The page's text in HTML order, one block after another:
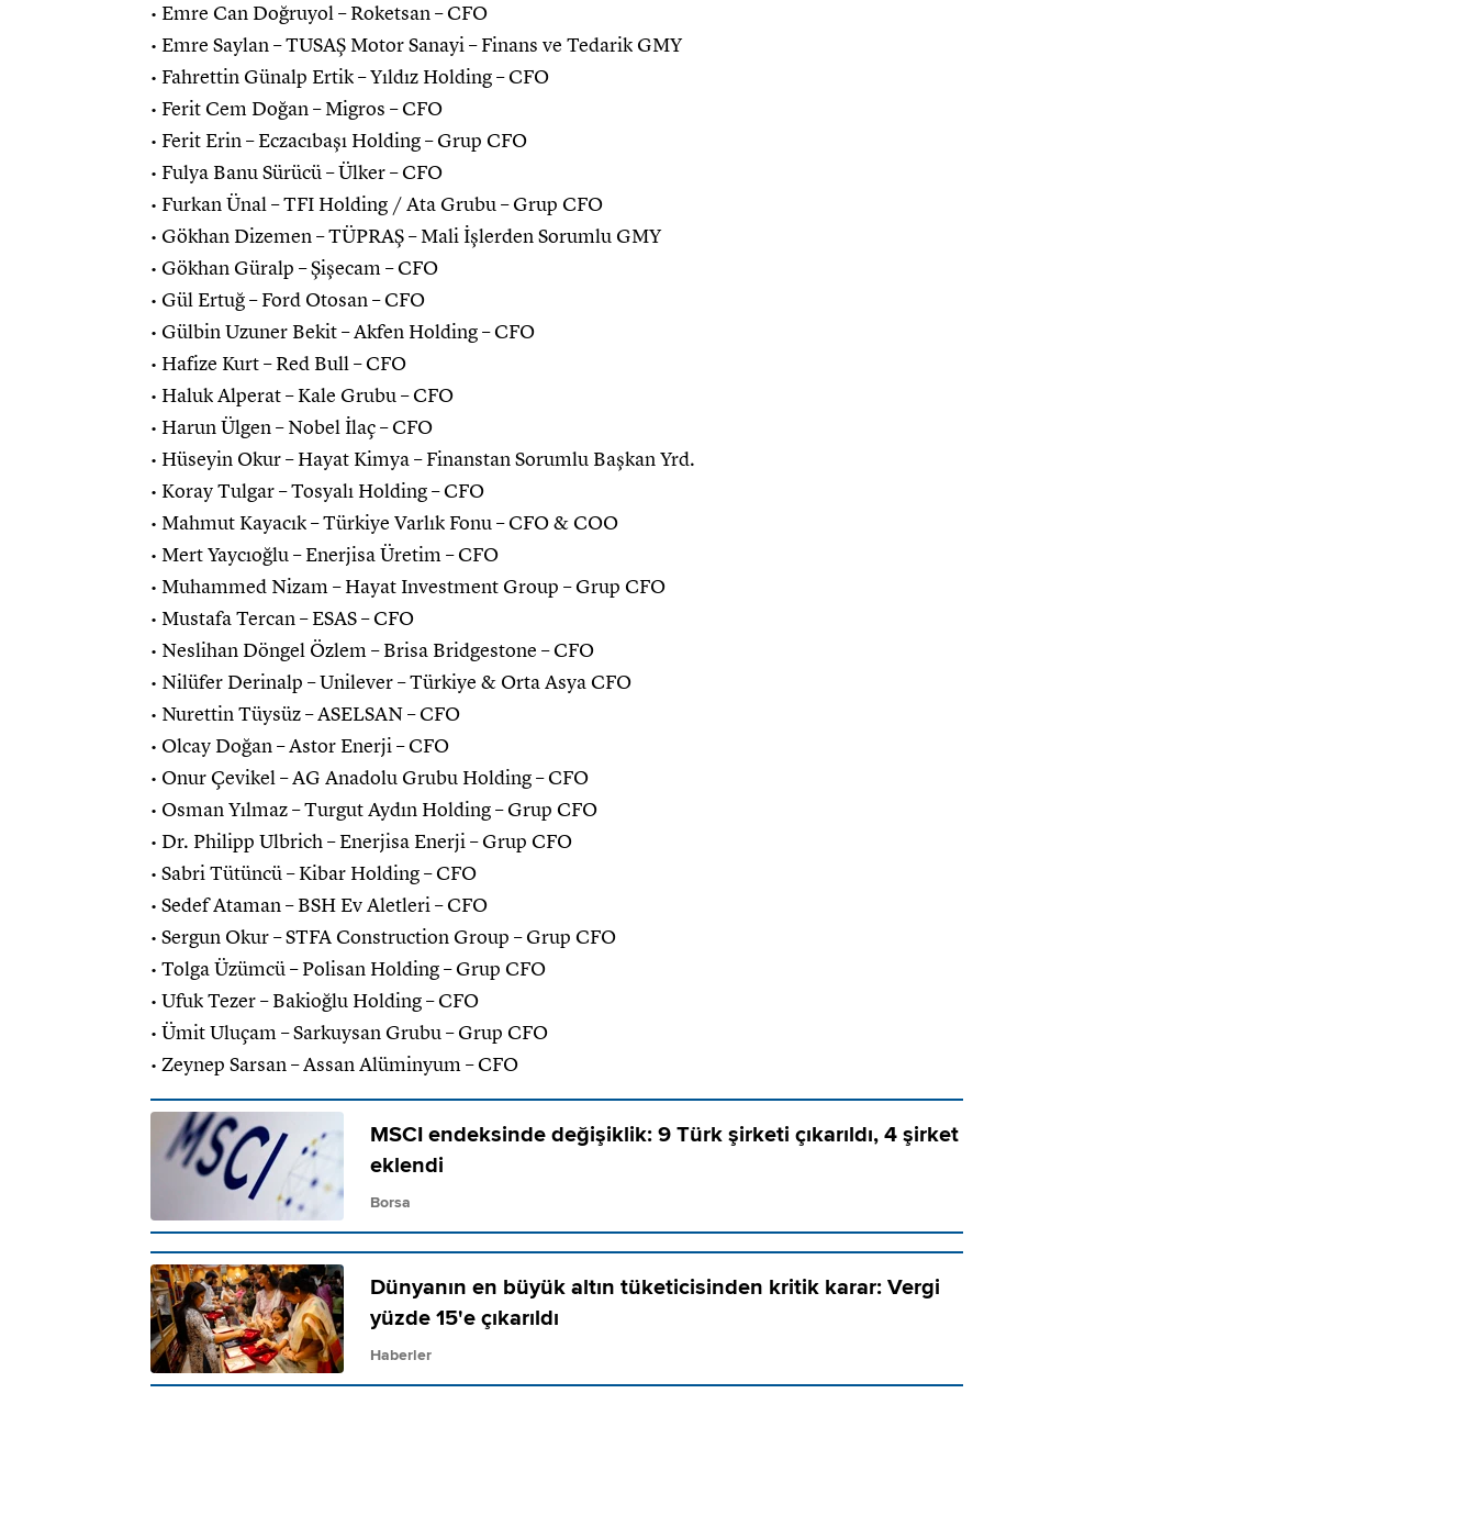
• Emre Can Doğruyol – Roketsan – CFO
• Emre Saylan – TUSAŞ Motor Sanayi – Finans ve Tedarik GMY
• Fahrettin Günalp Ertik – Yıldız Holding – CFO
• Ferit Cem Doğan – Migros – CFO
• Ferit Erin – Eczacıbaşı Holding – Grup CFO
• Fulya Banu Sürücü – Ülker – CFO
• Furkan Ünal – TFI Holding / Ata Grubu – Grup CFO
• Gökhan Dizemen – TÜPRAŞ – Mali İşlerden Sorumlu GMY
• Gökhan Güralp – Şişecam – CFO
• Gül Ertuğ – Ford Otosan – CFO
• Gülbin Uzuner Bekit – Akfen Holding – CFO
• Hafize Kurt – Red Bull – CFO
• Haluk Alperat – Kale Grubu – CFO
• Harun Ülgen – Nobel İlaç – CFO
• Hüseyin Okur – Hayat Kimya – Finanstan Sorumlu Başkan Yrd.
• Koray Tulgar – Tosyalı Holding – CFO
• Mahmut Kayacık – Türkiye Varlık Fonu – CFO & COO
• Mert Yaycıoğlu – Enerjisa Üretim – CFO
• Muhammed Nizam – Hayat Investment Group – Grup CFO
• Mustafa Tercan – ESAS – CFO
• Neslihan Döngel Özlem – Brisa Bridgestone – CFO
• Nilüfer Derinalp – Unilever – Türkiye & Orta Asya CFO
• Nurettin Tüysüz – ASELSAN – CFO
• Olcay Doğan – Astor Enerji – CFO
• Onur Çevikel – AG Anadolu Grubu Holding – CFO
• Osman Yılmaz – Turgut Aydın Holding – Grup CFO
• Dr. Philipp Ulbrich – Enerjisa Enerji – Grup CFO
• Sabri Tütüncü – Kibar Holding – CFO
• Sedef Ataman – BSH Ev Aletleri – CFO
• Sergun Okur – STFA Construction Group – Grup CFO
• Tolga Üzümcü – Polisan Holding – Grup CFO
• Ufuk Tezer – Bakioğlu Holding – CFO
• Ümit Uluçam – Sarkuysan Grubu – Grup CFO
• Zeynep Sarsan – Assan Alüminyum – CFO
MSCI endeksinde değişiklik: 9 Türk şirketi çıkarıldı, 4 şirket
eklendi
Borsa
Dünyanın en büyük altın tüketicisinden kritik karar: Vergi
yüzde 15'e çıkarıldı
Haberler